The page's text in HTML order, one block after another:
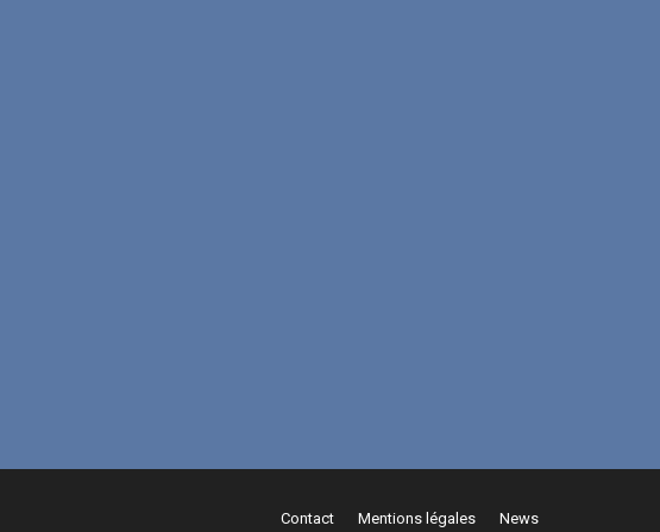
Contact Mentions légales News